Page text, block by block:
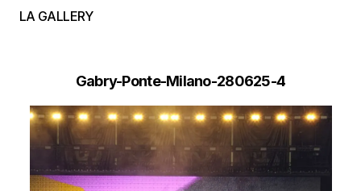
LA GALLERY
Gabry-Ponte-Milano-280625-4